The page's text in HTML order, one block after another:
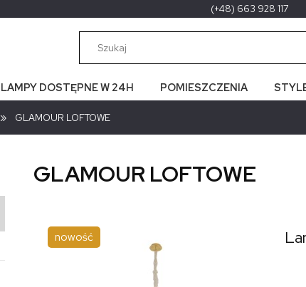
(+48) 663 928 117
LAMPY DOSTĘPNE W 24H POMIESZCZENIA
» GLAMOUR LOFTOWE
GLAMOUR LOFTOWE
nowość